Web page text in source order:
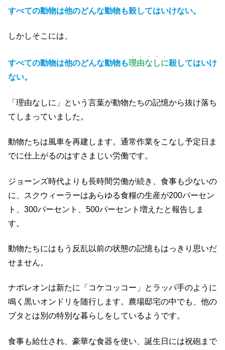
すべての動物は他のどんな動物も殺してはいけない。
しかしそこには、
すべての動物は他のどんな動物も理由なしに
・・・・・
殺してはいけ
ない。
「理由なしに」という言葉が動物たちの記憶から抜け落ち
てしまっていました。
動物たちは風車を再建します。通常作業をこなし予定日ま
でに仕上がるのはすさまじい労働です。
ジョーンズ時代よりも長時間労働が続き、食事も少ないの
に、スクウィーラーはあらゆる食糧の生産が200パーセン
ト、300パーセント、500パーセント増えたと報告しま
す。
動物たちにはもう反乱以前の状態の記憶もはっきり思いだ
せません。
ナポレオンは新たに「コケコッコー」とラッパ手のように
鳴く黒いオンドリを随行します。農場邸宅の中でも、他の
ブタとは別の特別な暮らしをしているようです。
食事も給仕され、豪華な食器を使い、誕生日には祝砲まで